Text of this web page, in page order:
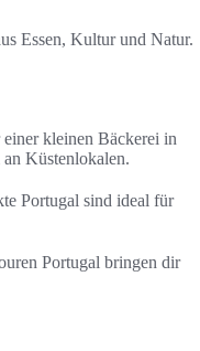
Essen, Kultur und Natur.
kleinen Bäckerei in
Küstenlokalen.
Portugal sind ideal für
Portugal bringen dir